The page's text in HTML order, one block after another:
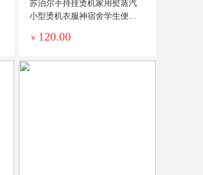
苏泊尔手持挂烫机家用熨蒸汽
小型烫机衣服神宿舍学生便携
￥ 120.00